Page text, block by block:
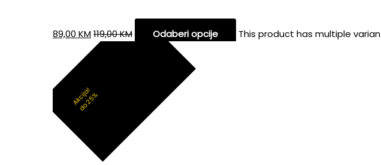
89,00 KM119,00KM Odaberi opcije This product has multiple
Akcija!
do 25%